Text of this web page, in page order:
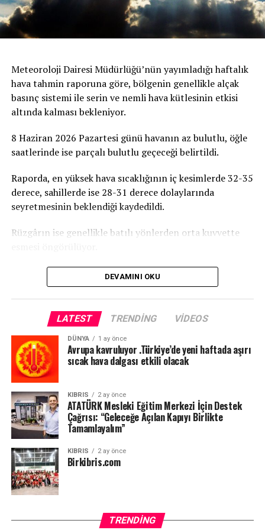
Meteoroloji Dairesi Müdürlüğü’nün yayımladığı haftalık
hava tahmin raporuna göre, bölgenin genellikle alçak
basınç sistemi ile serin ve nemli hava kütlesinin etkisi
altında kalması bekleniyor.
8 Haziran 2026 Pazartesi günü havanın az bulutlu, öğle
saatlerinde ise parçalı bulutlu geçeceği belirtildi.
Raporda, en yüksek hava sıcaklığının iç kesimlerde 32-35
derece, sahillerde ise 28-31 derece dolaylarında
seyretmesinin beklendiği kaydedildi.
Rüzgârın ise genellikle batılı yönlerden orta kuvvette
DEVAMINI OKU
LATEST TRENDING VIDEOS
DÜNYA 1 ay önce
Avrupa kavruluyor .Türkiye’de yeni haftada aşırı
sıcak hava dalgası etkili olacak
KIBRIS 2 ay önce
ATATÜRK Mesleki Eğitim Merkezi İçin Destek
Çağrısı: “Geleceğe Açılan Kapıyı Birlikte
Tamamlayalım”
KIBRIS 2 ay önce
Birkibris.com
TRENDING